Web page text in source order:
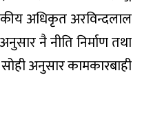
अधिकृत अरविन्दलाल
नै नीति निर्माण तथा
अनुसार कामकारबाही